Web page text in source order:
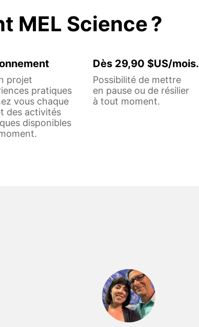
MEL Science ?
projet
pratiques
vous chaque
des activités
disponibles
Dès 29,90 $US/mois.
Possibilité de mettre
en pause ou de résilier
à tout moment.